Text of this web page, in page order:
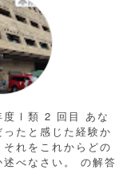
度Ⅰ類 2 回目 あな
たと感じた経験か
れをこれからどの
べなさい。 の解答